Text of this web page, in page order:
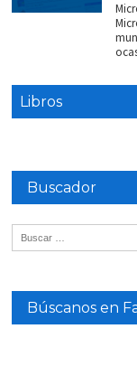
Libros
Buscador
Búscanos en